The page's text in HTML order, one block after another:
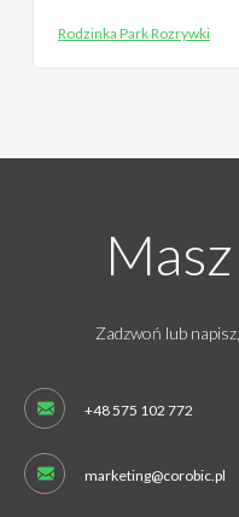
Rodzinka Park Rozrywki
Zadzwoń lub
+48 575 102 772
marketing@corobic.pl